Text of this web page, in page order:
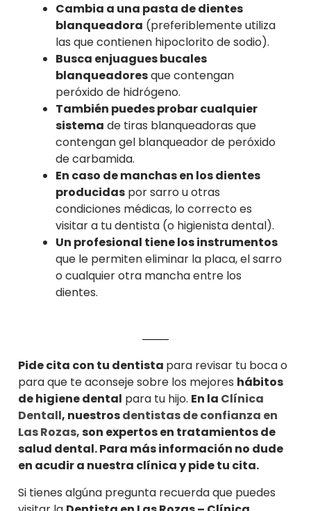
Cambia a una pasta de dientes
blanqueadora (preferiblemente utiliza
las que contienen hipoclorito de sodio).
Busca enjuagues bucales
blanqueadoresque contengan
peróxido de hidrógeno.
También puedes probar cualquier
sistema de tiras blanqueadoras que
contengan gel blanqueador de peróxido
de carbamida.
En caso de manchas en los dientes
producidas por sarro u otras
condiciones médicas, lo correcto es
visitar a tu dentista (o higienista dental).
Un profesional tiene los instrumentos
que le permiten eliminar la placa, el sarro
o cualquier otra mancha entre los
dientes.
Pide cita con tu dentista para revisar tu boca o
para que te aconseje sobre los mejores hábitos
de higiene dental para tu hijo. En la Clínica
Dentall, nuestrosdentistas de confianza en
Las Rozas,son expertos en tratamientos de
salud dental. Para más información no dude
en acudir a nuestra clínica y pide tu cita.
Si tienes algúna pregunta recuerda que puedes